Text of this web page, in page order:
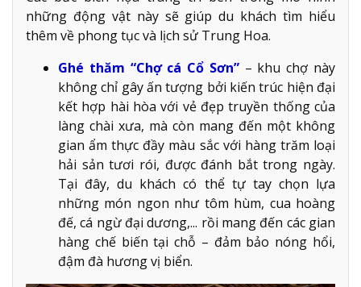
những động vật này sẽ giúp du khách tìm hiểu
thêm về phong tục và lịch sử Trung Hoa.
Ghé thăm “Chợ cá Cổ Sơn”– khu chợ này
không chỉ gây ấn tượng bởi kiến trúc hiện đại
kết hợp hài hòa với vẻ đẹp truyền thống của
làng chài xưa, mà còn mang đến một không
gian ẩm thực đầy màu sắc với hàng trăm loại
hải sản tươi rói, được đánh bắt trong ngày.
Tại đây, du khách có thể tự tay chọn lựa
những món ngon như tôm hùm, cua hoàng
đế, cá ngừ đại dương,... rồi mang đến các gian
hàng chế biến tại chỗ – đảm bảo nóng hổi,
đậm đà hương vị biển.